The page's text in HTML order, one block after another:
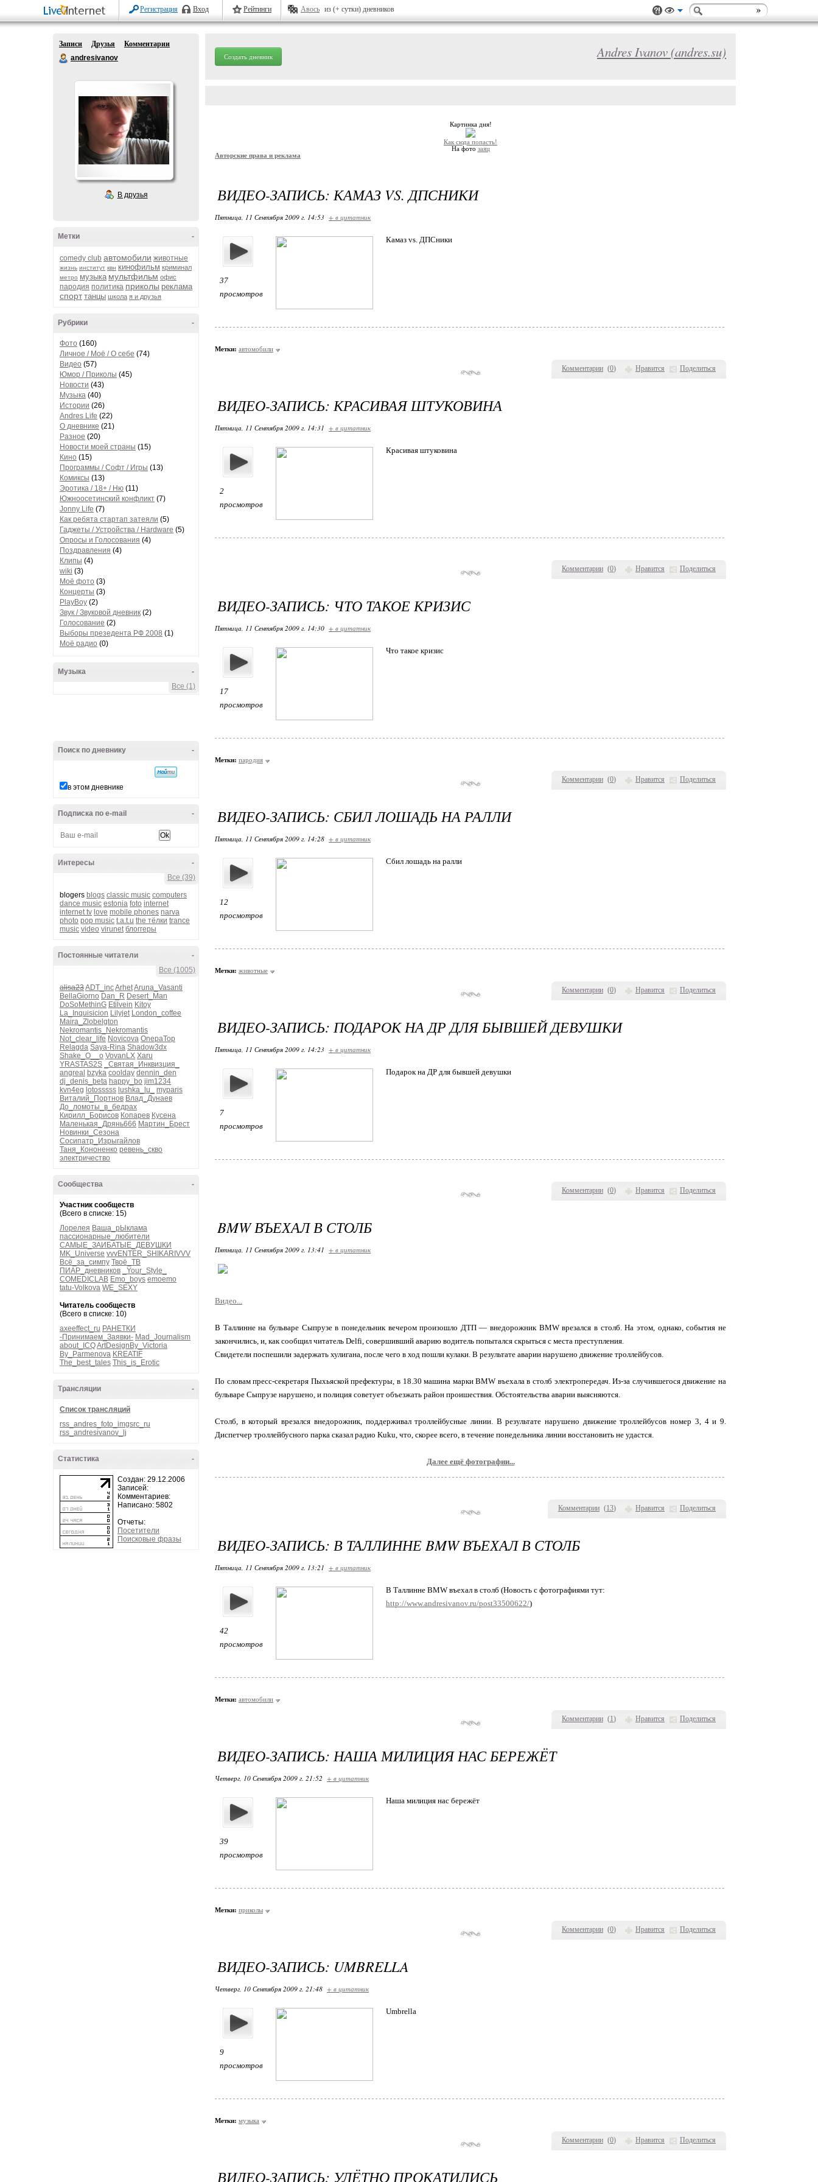
Регистрация Вход Рейтинги Авось из (+ сутки) дневников
Записи Друзья
Комментарии
andresivanov
В друзья
-
Метки
comedy club автомобили животные
жизнь институт квн кинофильм криминал
метро музыка мультфильм офис
пародия политика приколы реклама
спорт танцы школа я и друзья
-
Рубрики
Фото (160)
Личное / Моё / О себе (74)
Видео (57)
Юмор / Приколы (45)
Новости (43)
Музыка (40)
Истории (26)
Andres Life (22)
О дневнике (21)
Разное (20)
Новости моей страны (15)
Кино (15)
Программы / Софт / Игры (13)
Комиксы (13)
Эротика / 18+ / Ню (11)
Южноосетинский конфликт (7)
Jonny Life (7)
Как ребята стартап затеяли (5)
Гаджеты / Устройства / Hardware (5)
Опросы и Голосования (4)
Поздравления (4)
Клипы (4)
wiki (3)
Моё фото (3)
Концерты (3)
PlayBoy (2)
Звук / Звуковой дневник (2)
Голосование (2)
Выборы презедента РФ 2008 (1)
Моё радио (0)
-
Музыка
Все (1)
-
Поиск по дневнику
в этом дневнике
-
Подписка по e-mail
-
Интересы
Все (39)
blogers blogs classic music computers
dance music estonia foto internet
internet tv love mobile phones narva
photo pop music t.a.t.u the тёлки trance
music video virunet блоггеры
-
Постоянные читатели
Все (1005)
alisa23ADT_incArhetAruna_Vasanti
BellaGiorno Dan_R Desert_Man
DoSoMethinG Etilvein Kitoy
La_Inquisicion Lilyjet London_coffee
Maira_Zlobelgton
Nekromantis_Nekromantis
Not_clear_life Novicova OnepaTop
Relagda Saya-Rina Shadow3dx
Shake_O__o VovanLX Xaru
YRASTAS2S
_Святая_Инквизция_
angreal bzyka coolday dennin_den
dj_denis_beta happy_bo jim1234
kvn4eg lotosssss lushka_lu_
myparis
Виталий_Портнов Влад_Дунаев
До_ломоты_в_бедрах
Кирилл_Борисов Копарев Кусена
Маленькая_Дрянь666 Мартин_Брест
Новинки_Сезона
Сосипатр_Изрыгайлов
Таня_Кононенко ревень_скво
электричество
-
Сообщества
Участник сообществ
(Всего в списке: 15)
Лорелея Ваша_рЫклама
пассионарные_любители
САМЫЕ_ЗАИБАТЫЕ_ДЕВУШКИ
MK_Universe vvvENTER_SHIKARIVVV
Всё_за_симпу Твоё_ТВ
ПИАР_дневников
_Your_Style_
COMEDICLAB Emo_boys emoemo
tatu-Volkova WE_SEXY
Читатель сообществ
(Всего в списке: 10)
axeeffect_ru РАНЕТКИ
-Принимаем_Заявки- Mad_Journalism
about_ICQArtDesignBy_Victoria
By_Parmenova KREATIF
The_best_tales This_is_Erotic
-
Трансляции
Список трансляций
rss_andres_foto_imgsrc_ru
rss_andresivanov_lj
-
Статистика
Создан: 29.12.2006
Записей:
Комментариев:
Написано: 5802
Отчеты:
Посетители
Поисковые фразы
Создать дневник Andres Ivanov (andres.su)
Картинка дня!
Как сюда попасть!
На фото заяц
Авторские права и реклама
Комментарии (0) Нравится Поделиться
ВИДЕО-ЗАПИСЬ: КАМАЗ VS. ДПСНИКИ
Пятница, 11 Сентября 2009 г. 14:53 + в цитатник
37
просмотров
Камаз vs. ДПСники
Метки: автомобили
Комментарии (0) Нравится Поделиться
ВИДЕО-ЗАПИСЬ: КРАСИВАЯ ШТУКОВИНА
Пятница, 11 Сентября 2009 г. 14:31 + в цитатник
2
просмотров
Красивая штуковина
Комментарии (0) Нравится Поделиться
ВИДЕО-ЗАПИСЬ: ЧТО ТАКОЕ КРИЗИС
Пятница, 11 Сентября 2009 г. 14:30 + в цитатник
17
просмотров
Что такое кризис
Метки: пародия
Комментарии (0) Нравится Поделиться
ВИДЕО-ЗАПИСЬ: СБИЛ ЛОШАДЬ НА РАЛЛИ
Пятница, 11 Сентября 2009 г. 14:28 + в цитатник
12
просмотров
Сбил лошадь на ралли
Метки: животные
Комментарии (0) Нравится Поделиться
ВИДЕО-ЗАПИСЬ: ПОДАРОК НА ДР ДЛЯ БЫВШЕЙ ДЕВУШКИ
Пятница, 11 Сентября 2009 г. 14:23 + в цитатник
7
просмотров
Подарок на ДР для бывшей девушки
Комментарии (13) Нравится Поделиться
BMW ВЪЕХАЛ В СТОЛБ
Пятница, 11 Сентября 2009 г. 13:41 + в цитатник
Видео...
В Таллинне на бульваре Сыпрузе в понедельник вечером произошло ДТП — внедорожник BMW врезался в столб. На этом, однако, события не
закончились, и, как сообщил читатель Delfi, совершивший аварию водитель попытался скрыться с места преступления.
Свидетели поспешили задержать хулигана, после чего в ход пошли кулаки. В результате аварии нарушено движение троллейбусов.
По словам пресс-секретаря Пыхьяской префектуры, в 18.30 машина марки BMW въехала в столб электропередач. Из-за случившегося движение на
бульваре Сыпрузе нарушено, и полиция советует объезжать район проишествия. Обстоятельства аварии выясняются.
Столб, в который врезался внедорожник, поддерживал троллейбусные линии. В результате нарушено движение троллейбусов номер 3, 4 и 9.
Диспетчер троллейбусного парка сказал радио Kuku, что, скорее всего, в течение понедельника линии восстановить не удастся.
Далее ещё фотографии...
Комментарии (1) Нравится Поделиться
ВИДЕО-ЗАПИСЬ: В ТАЛЛИННЕ BMW ВЪЕХАЛ В СТОЛБ
Пятница, 11 Сентября 2009 г. 13:21 + в цитатник
42
просмотров
В Таллинне BMW въехал в столб (Новость с фотографиями тут:
http://www.andresivanov.ru/post33500622/)
Метки: автомобили
Комментарии (0) Нравится Поделиться
ВИДЕО-ЗАПИСЬ: НАША МИЛИЦИЯ НАС БЕРЕЖЁТ
Четверг, 10 Сентября 2009 г. 21:52 + в цитатник
39
просмотров
Наша милиция нас бережёт
Метки: приколы
Комментарии (0) Нравится Поделиться
ВИДЕО-ЗАПИСЬ: UMBRELLA
Четверг, 10 Сентября 2009 г. 21:48 + в цитатник
9
просмотров
Umbrella
Метки: музыка
ВИДЕО-ЗАПИСЬ: УЛЁТНО ПРОКАТИЛИСЬ